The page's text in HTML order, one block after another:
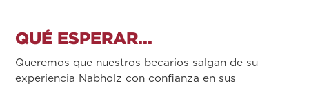
QUÉ ESPERAR...
Queremos que nuestros becarios salgan de su
experiencia Nabholz con confianza en sus